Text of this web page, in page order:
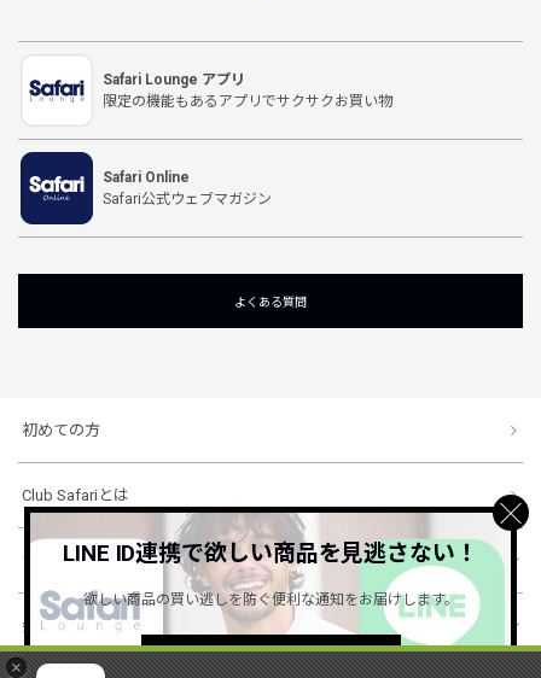
×
Safari Lounge アプリ
限定の機能もあるアプリでサクサクお買い物
Safari Online
Safari公式ウェブマガジン
よくある質問
初めての方
Club Safariとは
ショッピングガイド
会社概要・規約
LINE ID連携で欲しい商品を見逃さない！
欲しい商品の買い逃しを防ぐ便利な通知をお届けします。
詳しくはこちら ＞